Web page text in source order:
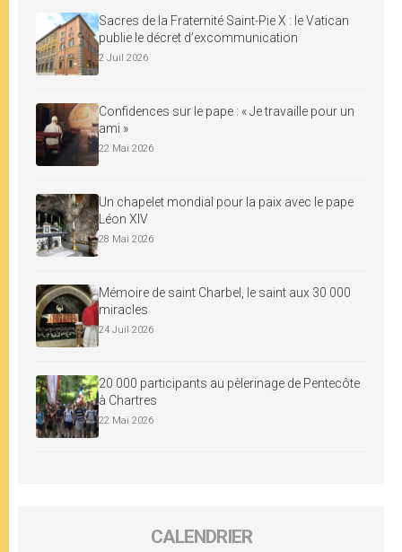
Sacres de la Fraternité Saint-Pie X : le Vatican
publie le décret d’excommunication
2 Juil 2026
Confidences sur le pape : « Je travaille pour un
ami »
22 Mai 2026
Un chapelet mondial pour la paix avec le pape
Léon XIV
28 Mai 2026
Mémoire de saint Charbel, le saint aux 30 000
miracles
24 Juil 2026
20 000 participants au pèlerinage de Pentecôte
à Chartres
22 Mai 2026
CALENDRIER